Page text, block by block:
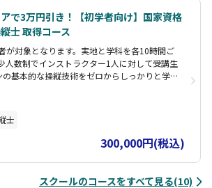
で3万円引き！【初学者向け】国家資格
士 取得コース
が対象となります。実地と学科を各10時間ご
人数制でインストラクター1人に対して受講生
基本的な操縦技術をゼロからしっかりと学ぶ
能です。学科はオンラインのため自宅や電車
能です。 コース修了後に実地修了審査（自動
イメージ）を別日に実施します。実地修了審
ます。実地修了審査に合格すると「講習修了証
。講習修了証明書を取得された方は、実地試
士
300,000円(税込)
スクールのコースをすべて見る(10)